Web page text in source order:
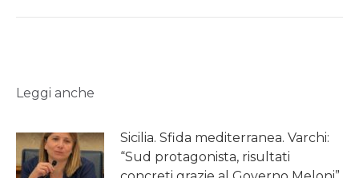
Leggi anche
Sicilia. Sfida mediterranea. Varchi:
“Sud protagonista, risultati